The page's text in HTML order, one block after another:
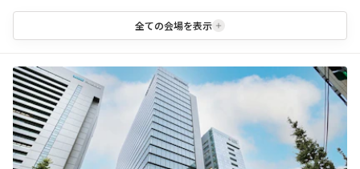
全ての会場を表示